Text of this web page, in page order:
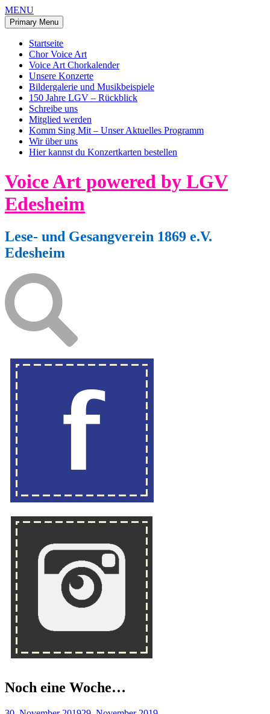
MENU
Primary Menu
Startseite
Chor Voice Art
Voice Art Chorkalender
Unsere Konzerte
Bildergalerie und Musikbeispiele
150 Jahre LGV – Rückblick
Schreibe uns
Mitglied werden
Komm Sing Mit – Unser Aktuelles Programm
Wir über uns
Hier kannst du Konzertkarten bestellen
Skip
to
content
Voice Art powered by LGV
Edesheim
Lese- und Gesangverein 1869 e.V.
Edesheim
Noch eine Woche…